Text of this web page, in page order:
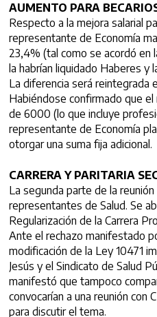
AUMENTO PARA
Respecto a la mejora salarial
representante de Economía
23,4% (tal como se acordó en
la habrían liquidado Haberes y
La diferencia será reintegrada
Habiéndose confirmado que
de 6000 (lo que incluye
representante de Economía
otorgar una suma fija adicional.
CARRERA Y PARITARIA
La segunda parte de la
representantes de Salud. Se
Regularización de la Carrera
Ante el rechazo manifestado
modificación de la Ley 10471
Jesús y el Sindicato de Salud
manifestó que tampoco
convocarían a una reunión con
para discutir el tema.